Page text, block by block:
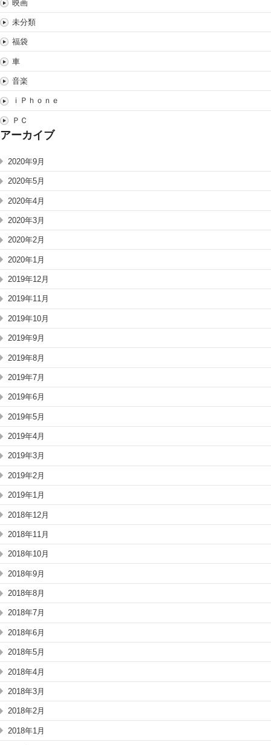
映画
未分類
福袋
車
音楽
ｉＰｈｏｎｅ
ＰＣ
アーカイブ
2020年9月
2020年5月
2020年4月
2020年3月
2020年2月
2020年1月
2019年12月
2019年11月
2019年10月
2019年9月
2019年8月
2019年7月
2019年6月
2019年5月
2019年4月
2019年3月
2019年2月
2019年1月
2018年12月
2018年11月
2018年10月
2018年9月
2018年8月
2018年7月
2018年6月
2018年5月
2018年4月
2018年3月
2018年2月
2018年1月